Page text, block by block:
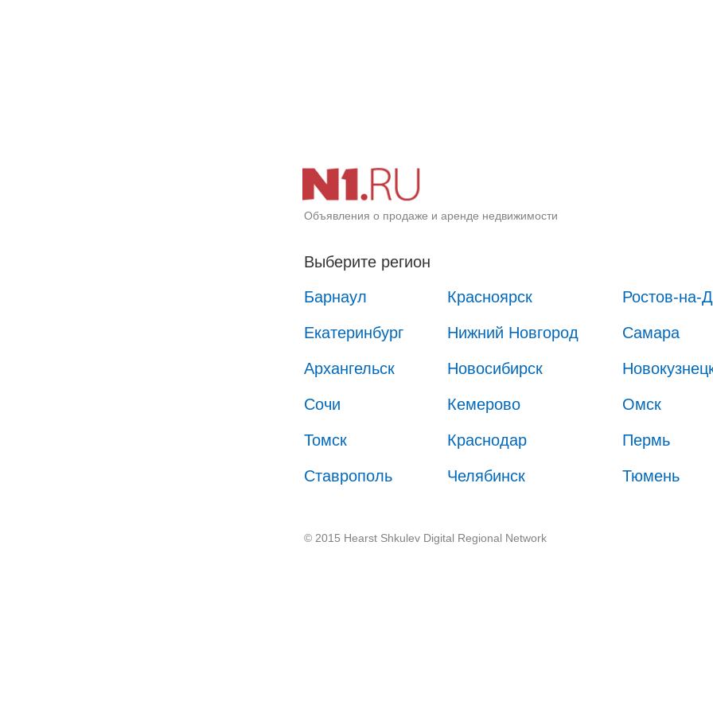
Объявления о продаже и аренде недвижимости
Выберите регион
Барнаул
Красноярск Ростов-на-
Екатеринбург Нижний Новгород Самара
Архангельск Новосибирск
Сочи Кемерово Омск
Томск Краснодар Пермь
Ставрополь Челябинск Тюмень
© 2015 Hearst Shkulev Digital Regional Network